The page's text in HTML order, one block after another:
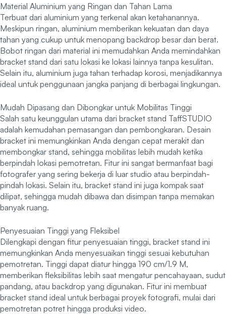
Material Aluminium yang Ringan dan Tahan Lama
Terbuat dari aluminium yang terkenal akan ketahanannya.
Meskipun ringan, aluminium memberikan kekuatan dan daya
tahan yang cukup untuk menopang backdrop besar dan berat.
Bobot ringan dari material ini memudahkan Anda memindahkan
bracket stand dari satu lokasi ke lokasi lainnya tanpa kesulitan.
Selain itu, aluminium juga tahan terhadap korosi, menjadikannya
ideal untuk penggunaan jangka panjang di berbagai lingkungan.
Mudah Dipasang dan Dibongkar untuk Mobilitas Tinggi
Salah satu keunggulan utama dari bracket stand TaffSTUDIO
adalah kemudahan pemasangan dan pembongkaran. Desain
bracket ini memungkinkan Anda dengan cepat merakit dan
membongkar stand, sehingga mobilitas lebih mudah ketika
berpindah lokasi pemotretan. Fitur ini sangat bermanfaat bagi
fotografer yang sering bekerja di luar studio atau berpindah-
pindah lokasi. Selain itu, bracket stand ini juga kompak saat
dilipat, sehingga mudah dibawa dan disimpan tanpa memakan
banyak ruang.
Penyesuaian Tinggi yang Fleksibel
Dilengkapi dengan fitur penyesuaian tinggi, bracket stand ini
memungkinkan Anda menyesuaikan tinggi sesuai kebutuhan
pemotretan. Tinggi dapat diatur hingga 190 cm/1.9 M,
memberikan fleksibilitas lebih saat mengatur pencahayaan, sudut
pandang, atau backdrop yang digunakan. Fitur ini membuat
bracket stand ideal untuk berbagai proyek fotografi, mulai dari
pemotretan potret hingga produksi video.